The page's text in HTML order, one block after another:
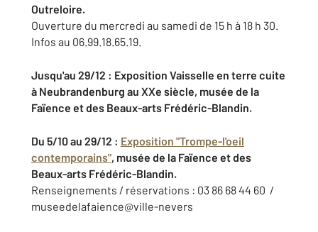
Outreloire.
Ouverture du mercredi au samedi de 15 h à 18 h 30.
Infos au 06.99.18.65.19.
Jusqu'au 29/12 : Exposition Vaisselle en terre cuite
à Neubrandenburg au XXe siècle, musée de la
Faïence et des Beaux-arts Frédéric-Blandin.
Du 5/10 au 29/12 : Exposition "Trompe-l'oeil
contemporains", musée de la Faïence et des
Beaux-arts Frédéric-Blandin.
Renseignements / réservations : 03 86 68 44 60 /
museedelafaience@ville-nevers